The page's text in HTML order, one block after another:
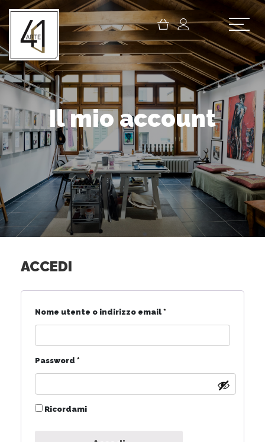
Il mio account
ACCEDI
Nome utente o indirizzo email *
Password *
Ricordami